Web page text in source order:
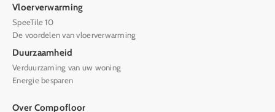
Vloerverwarming
SpeeTile 10
De voordelen van vloerverwarming
Duurzaamheid
Verduurzaming van uw woning
Energie besparen
Over Compofloor